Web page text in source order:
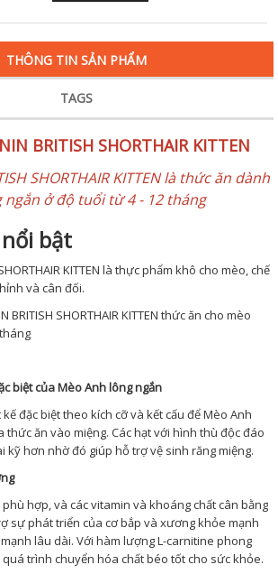
THÔNG TIN SẢN PHẨM
TAGS
BRITISH SHORTHAIR KITTEN
SHORTHAIR KITTEN là thức ăn dành
ngắn ở độ tuổi từ 4 - 12 tháng
bật
KITTEN là thực phẩm khô cho mèo, chế
và cân đối.
BRITISH SHORTHAIR KITTEN thức ăn cho mèo
biệt của Mèo Anh lông ngắn
đặc biệt theo kích cỡ và kết cấu để Mèo Anh
thức ăn vào miệng. Các hạt với hình thù độc đáo
kỹ hơn nhờ đó giúp hỗ trợ vệ sinh răng miệng.
hợp, và các vitamin và khoáng chất cân bằng
sự phát triển của cơ bắp và xương khỏe mạnh
lâu dài. Với hàm lượng L-carnitine phong
trình chuyển hóa chất béo tốt cho sức khỏe.